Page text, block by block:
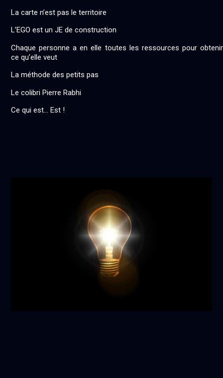
La carte n’est pas le territoire
L’EGO est un JE de construction
Chaque personne a en elle toutes les ressources pour obtenir
ce qu’elle veut
La méthode des petits pas
Le colibri Pierre Rabhi
Ce qui est… Est !